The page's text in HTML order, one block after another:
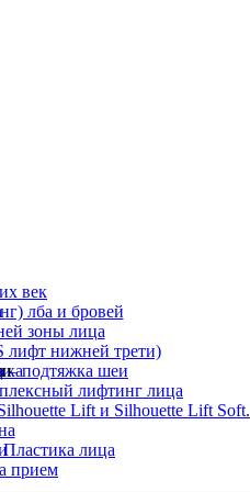
век
лба и бровей
зоны лица
лифт нижней трети)
– подтяжка шеи
лифтинг лица
Lift и Silhouette Lift Soft.
лица
прием